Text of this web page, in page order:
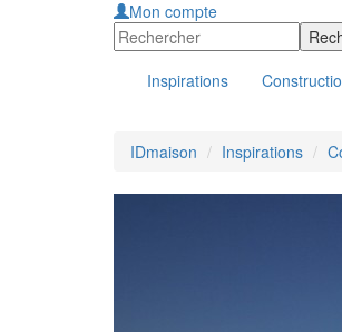
Mon compte
Inspirations
IDmaison Inspirations